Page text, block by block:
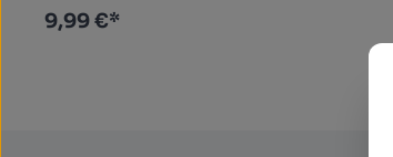
9,99 €*